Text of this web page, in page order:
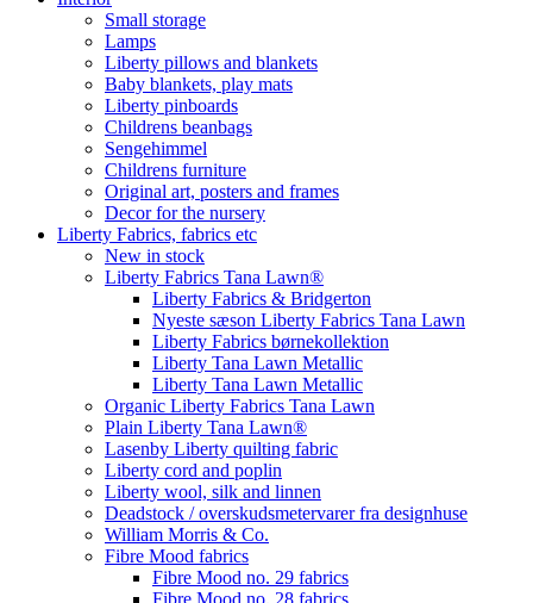
Small storage
Lamps
Liberty pillows and blankets
Baby blankets, play mats
Liberty pinboards
Childrens beanbags
Sengehimmel
Childrens furniture
Original art, posters and frames
Decor for the nursery
Liberty Fabrics, fabrics etc
New in stock
Liberty Fabrics Tana Lawn®
Liberty Fabrics & Bridgerton
Nyeste sæson Liberty Fabrics Tana Lawn
Liberty Fabrics børnekollektion
Liberty Tana Lawn Metallic
Liberty Tana Lawn Metallic
Organic Liberty Fabrics Tana Lawn
Plain Liberty Tana Lawn®
Lasenby Liberty quilting fabric
Liberty cord and poplin
Liberty wool, silk and linnen
Deadstock / overskudsmetervarer fra designhuse
William Morris & Co.
Fibre Mood fabrics
Fibre Mood no. 29 fabrics
Fibre Mood no. 28 fabrics